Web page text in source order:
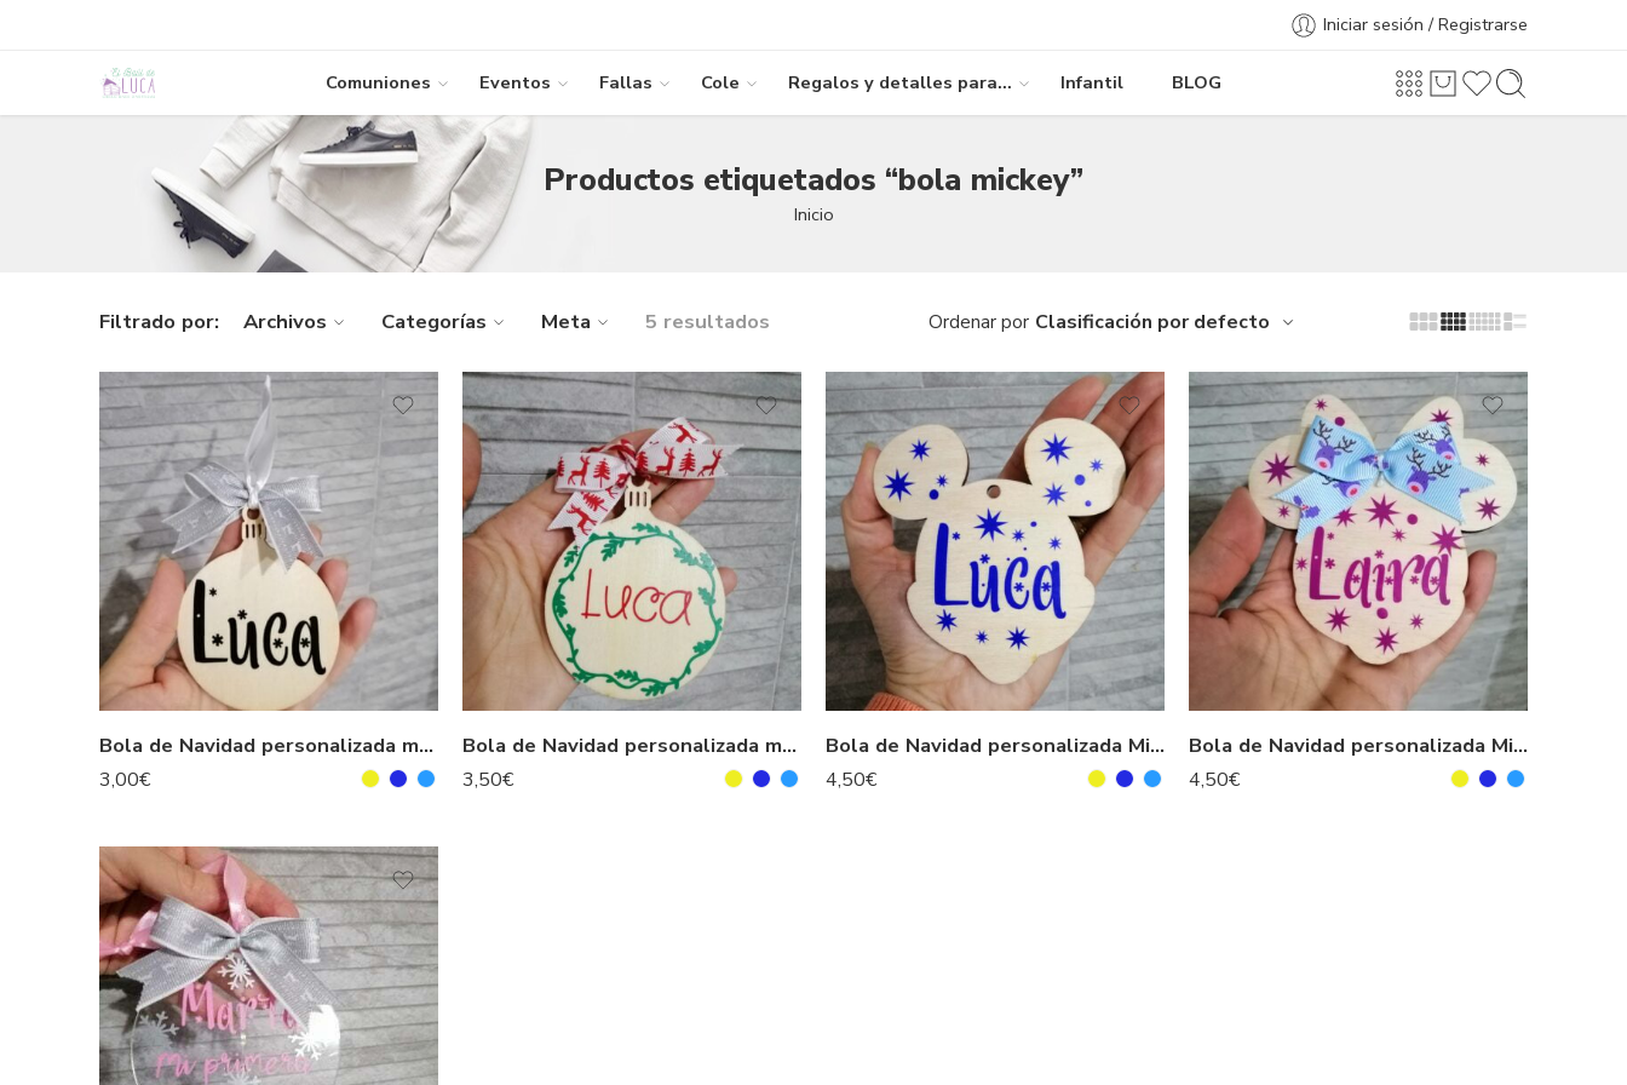
Iniciar sesión / Registrarse
Comuniones Eventos Fallas Cole Regalos y detalles para… Infantil BLOG
Productos etiquetados “bola mickey”
Inicio
Filtrado por: Archivos Categorías Meta 5 resultados Ordenar por Clasificación por defecto
Bola de Navidad personalizada madera modelo copos de nieve
3,00€
Bola de Navidad personalizada madera modelo Corona Navidad
3,50€
Bola de Navidad personalizada Mickey Mouse
4,50€
Bola de Navidad personalizada Minnie Mouse
4,50€